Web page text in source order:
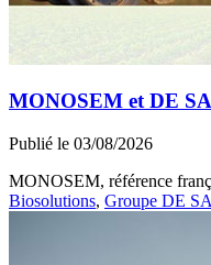
MONOSEM et DE
Publié le 03/08/2026
MONOSEM, référence
Biosolutions, Groupe DE